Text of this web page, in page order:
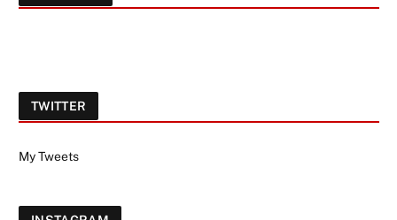
TWITTER
My Tweets